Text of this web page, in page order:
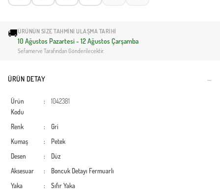
🚚ÜRÜNÜN SIZE TAHMINI ULAŞMA TARIHI
10 Ağustos Pazartesi - 12 Ağustos Çarşamba
Sefamerve Tarafından Gönderilecektir.
ÜRÜN DETAY
Ürün
Kodu
: 1042381
Renk :
Gri
Kumaş
:
Petek
Desen
:
Düz
Aksesuar
: Boncuk Detayı Fermuarlı
Yaka
:
Sıfır Yaka